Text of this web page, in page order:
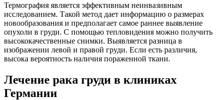
Термография является эффективным неинвазивным
исследованием. Такой метод дает информацию о размерах
новообразования и предполагает самое раннее выявление
опухоли в груди. С помощью тепловидения можно получить
высококачественные снимки. Выявляется разница в
изображении левой и правой груди. Если есть различия,
высока вероятность наличия пораженной ткани.
Лечение рака груди в клиниках
Германии